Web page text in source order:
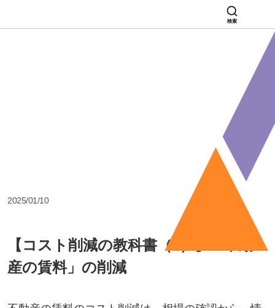
検索
2025/01/10
【コスト削減の教科書（9）】「不動
産の賃料」の削減